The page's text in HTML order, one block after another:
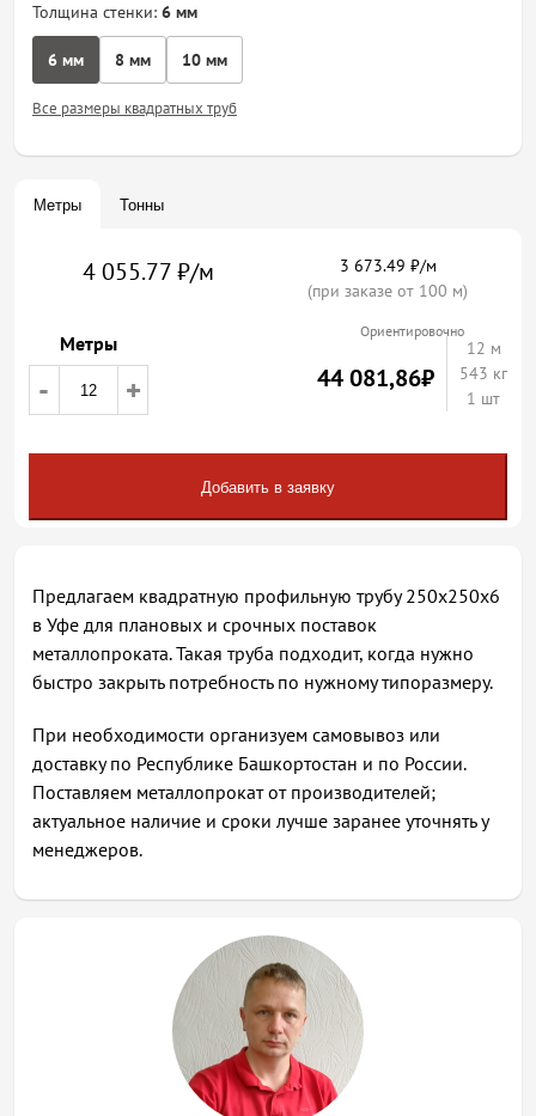
Толщина стенки: 6 мм
6 мм 8 мм 10 мм
Все размеры квадратных труб
Метры Тонны
4 055.77 ₽/м
3 673.49 ₽/м
(при заказе от 100 м)
Метры
- +
Ориентировочно
44 081,86₽
12 м
543 кг
1 шт
Добавить в заявку
Предлагаем квадратную профильную трубу 250х250х6
в Уфе для плановых и срочных поставок
металлопроката. Такая труба подходит, когда нужно
быстро закрыть потребность по нужному типоразмеру.
При необходимости организуем самовывоз или
доставку по Республике Башкортостан и по России.
Поставляем металлопрокат от производителей;
актуальное наличие и сроки лучше заранее уточнять у
менеджеров.